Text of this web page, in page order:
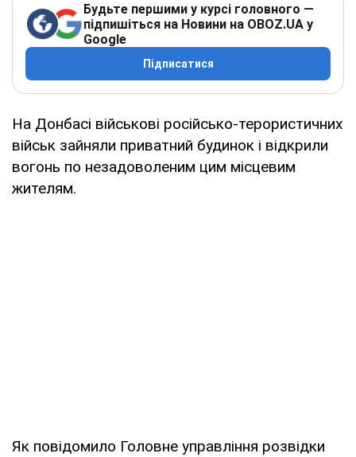
Будьте першими у курсі головного —
підпишіться на Новини на OBOZ.UA у
Google
Підписатися
На Донбасі військові російсько-терористичних
військ зайняли приватний будинок і відкрили
вогонь по незадоволеним цим місцевим
жителям.
Як повідомило Головне управління розвідки